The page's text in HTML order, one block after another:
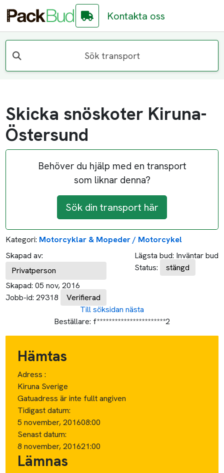
Kontakta oss
Sök transport
Skicka snöskoter Kiruna-
Östersund
Behöver du hjälp med en transport
som liknar denna?
Sök din transport här
Kategori: Motorcyklar & Mopeder / Motorcykel
Skapad av:
Privatperson
Skapad: 05 nov, 2016
Jobb-id: 29318 Verifierad
Lägsta bud: Inväntar bud
Status:
stängd
Till söksidan nästa
Beställare: f***********************2
Hämtas
Adress :
Kiruna Sverige
Gatuadress är inte fullt angiven
Tidigast datum:
5 november, 201608:00
Senast datum:
8 november, 201621:00
Lämnas